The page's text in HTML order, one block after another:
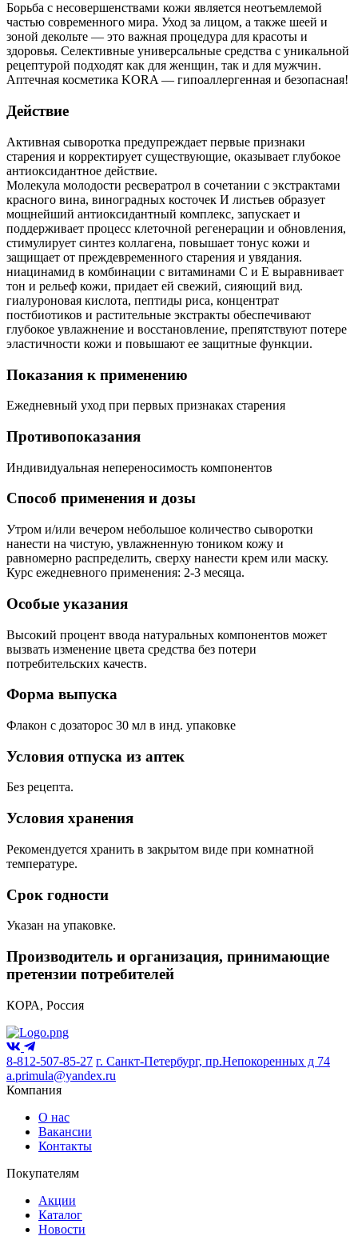
Борьба с несовершенствами кожи является неотъемлемой
частью современного мира. Уход за лицом, а также шеей и
зоной декольте — это важная процедура для красоты и
здоровья. Селективные универсальные средства с уникальной
рецептурой подходят как для женщин, так и для мужчин.
Аптечная косметика KORA — гипоаллергенная и безопасная!
Действие
Активная сыворотка предупреждает первые признаки
старения и корректирует существующие, оказывает глубокое
антиоксидантное действие.
Молекула молодости ресвератрол в сочетании с экстрактами
красного вина, виноградных косточек И листьев образует
мощнейший антиоксидантный комплекс, запускает и
поддерживает процесс клеточной регенерации и обновления,
стимулирует синтез коллагена, повышает тонус кожи и
защищает от преждевременного старения и увядания.
ниацинамид в комбинации с витаминами С и Е выравнивает
тон и рельеф кожи, придает ей свежий, сияющий вид.
гиалуроновая кислота, пептиды риса, концентрат
постбиотиков и растительные экстракты обеспечивают
глубокое увлажнение и восстановление, препятствуют потере
эластичности кожи и повышают ее защитные функции.
Показания к применению
Ежедневный уход при первых признаках старения
Противопоказания
Индивидуальная непереносимость компонентов
Способ применения и дозы
Утром и/или вечером небольшое количество сыворотки
нанести на чистую, увлажненную тоником кожу и
равномерно распределить, сверху нанести крем или маску.
Курс ежедневного применения: 2-3 месяца.
Особые указания
Высокий процент ввода натуральных компонентов может
вызвать изменение цвета средства без потери
потребительских качеств.
Форма выпуска
Флакон с дозаторос 30 мл в инд. упаковке
Условия отпуска из аптек
Без рецепта.
Условия хранения
Рекомендуется хранить в закрытом виде при комнатной
температуре.
Срок годности
Указан на упаковке.
Производитель и организация, принимающие
претензии потребителей
КОРА, Россия
8-812-507-85-27 г. Санкт-Петербург, пр.Непокоренных д 74
a.primula@yandex.ru
Компания
О нас
Вакансии
Контакты
Покупателям
Акции
Каталог
Новости